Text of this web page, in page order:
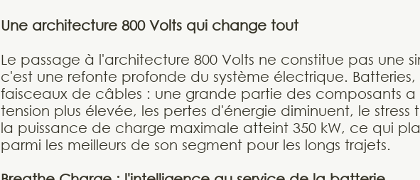
Une architecture 800 Volts qui change tout
Le passage à l'architecture 800 Volts ne constitue pas une
c'est une refonte profonde du système électrique. Batteries,
faisceaux de câbles : une grande partie des composants a
tension plus élevée, les pertes d'énergie diminuent, le stress
la puissance de charge maximale atteint 350 kW, ce qui
parmi les meilleurs de son segment pour les longs trajets.